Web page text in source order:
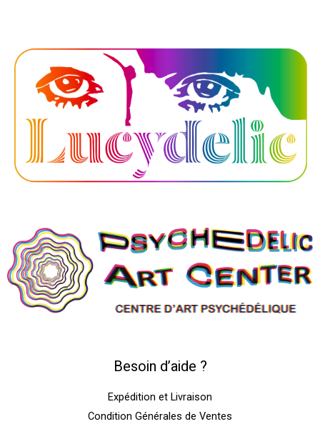
Besoin d’aide ?
Expédition et Livraison
Condition Générales de Ventes